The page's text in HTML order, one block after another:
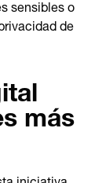
sensibles o
de
más